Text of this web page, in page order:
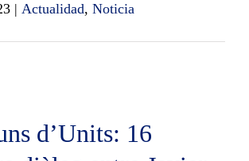
Cerca
| Actualidad, Noticia
d’Units: 16